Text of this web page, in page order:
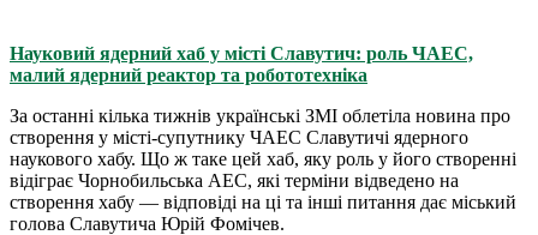
Науковий ядерний хаб у місті Славутич: роль ЧАЕС,
малий ядерний реактор та робототехніка
За останні кілька тижнів українські ЗМІ облетіла новина про
створення у місті-супутнику ЧАЕС Славутичі ядерного
наукового хабу. Що ж таке цей хаб, яку роль у його створенні
відіграє Чорнобильська АЕС, які терміни відведено на
створення хабу — відповіді на ці та інші питання дає міський
голова Славутича Юрій Фомічев.